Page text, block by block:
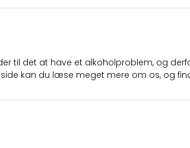
til det at have et alkoholproblem, og
kan du læse meget mere om os, og